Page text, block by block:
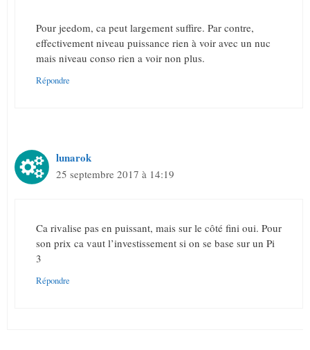
Pour jeedom, ca peut largement suffire. Par contre,
effectivement niveau puissance rien à voir avec un nuc
mais niveau conso rien a voir non plus.
Répondre
lunarok
25 septembre 2017 à 14:19
Ca rivalise pas en puissant, mais sur le côté fini oui. Pour
son prix ca vaut l’investissement si on se base sur un Pi
3
Répondre